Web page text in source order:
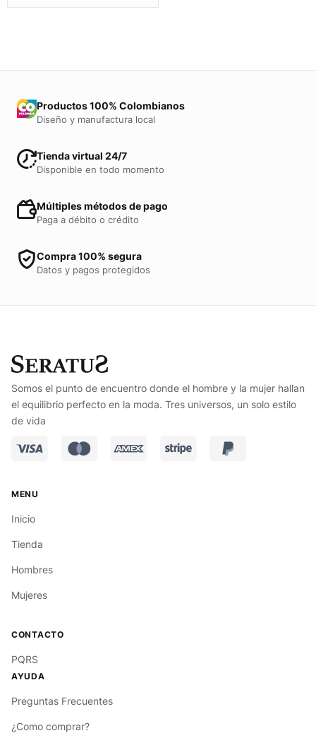
Productos 100% Colombianos
Diseño y manufactura local
Tienda virtual 24/7
Disponible en todo momento
Múltiples métodos de pago
Paga a débito o crédito
Compra 100% segura
Datos y pagos protegidos
Somos el punto de encuentro donde el hombre y la mujer hallan
el equilibrio perfecto en la moda. Tres universos, un solo estilo
de vida
Inicio
Tienda
Hombres
Mujeres
PQRS
Preguntas Frecuentes
¿Como comprar?